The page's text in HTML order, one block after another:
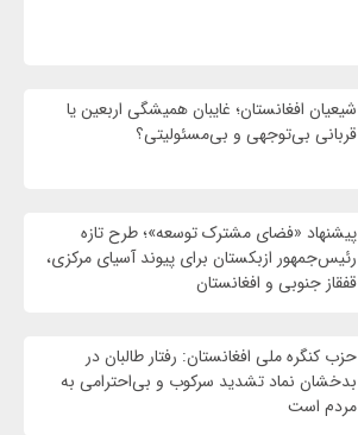
شیعیان افغانستان؛ غایبان همیشگی اربعین یا
قربانی بی‌توجهی و بی‌مسئولیتی؟
پیشنهاد «فضای مشترک توسعه»؛ طرح تازه
رئیس‌جمهور ازبکستان برای پیوند آسیای مرکزی،
قفقاز جنوبی و افغانستان
حزب کنگره ملی افغانستان: رفتار طالبان در
بدخشان نماد تشدید سرکوب و بی‌احترامی به
مردم است